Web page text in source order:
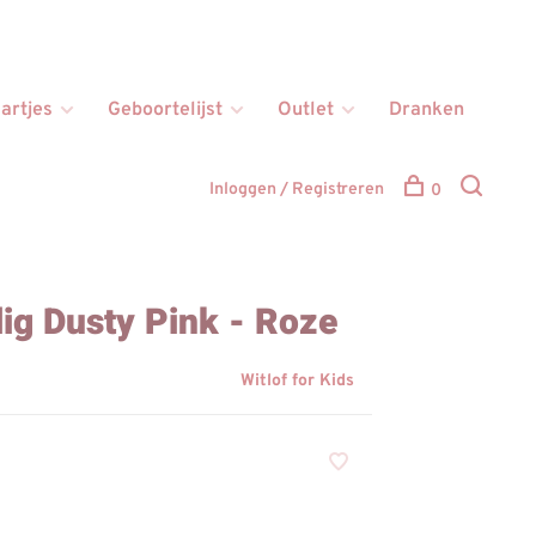
Geboortelijst Outlet Dranken
Inloggen / Registreren 0
Dusty Pink - Roze
Witlof for Kids